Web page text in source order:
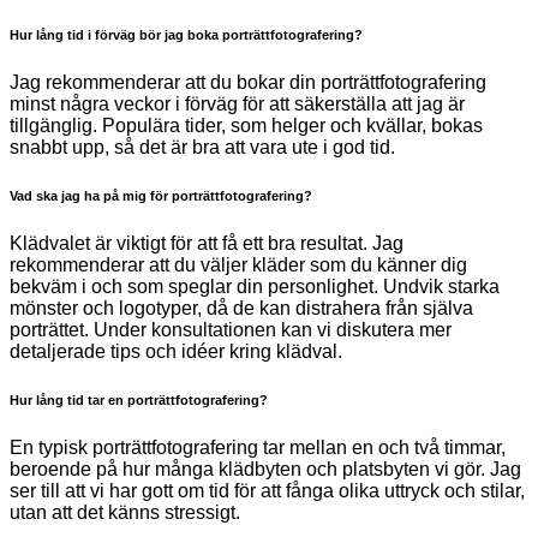
Hur lång tid i förväg bör jag boka porträttfotografering?
Jag rekommenderar att du bokar din porträttfotografering
minst några veckor i förväg för att säkerställa att jag är
tillgänglig. Populära tider, som helger och kvällar, bokas
snabbt upp, så det är bra att vara ute i god tid.
Vad ska jag ha på mig för porträttfotografering?
Klädvalet är viktigt för att få ett bra resultat. Jag
rekommenderar att du väljer kläder som du känner dig
bekväm i och som speglar din personlighet. Undvik starka
mönster och logotyper, då de kan distrahera från själva
porträttet. Under konsultationen kan vi diskutera mer
detaljerade tips och idéer kring klädval.
Hur lång tid tar en porträttfotografering?
En typisk porträttfotografering tar mellan en och två timmar,
beroende på hur många klädbyten och platsbyten vi gör. Jag
ser till att vi har gott om tid för att fånga olika uttryck och stilar,
utan att det känns stressigt.